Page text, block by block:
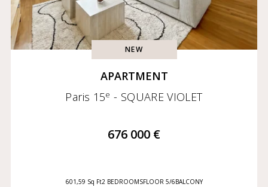
NEW
APARTMENT
Paris 15e - SQUARE VIOLET
676 000 €
601,59 Sq Ft2 BEDROOMSFLOOR 5/6BALCONY